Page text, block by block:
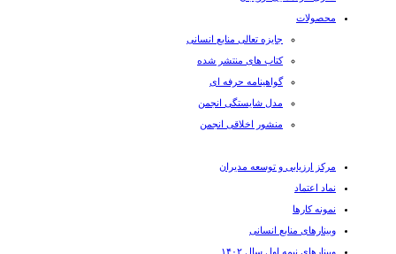
محصولات
جایزه تعالی منابع انسانی
کتاب های منتشر شده
گواهینامه حرفه ای
مدل شایستگی انجمن
منشور اخلاقی انجمن
مرکز ارزیابی و توسعه مدیران
نماد اعتماد
نمونه کارها
وبینارهای منابع انسانی
وبینارهای نیمه اول سال ۱۴۰۲